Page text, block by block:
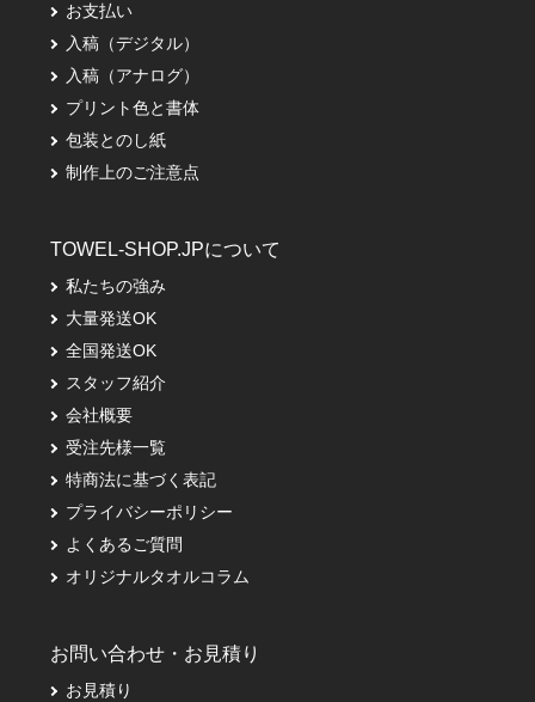
お支払い
入稿（デジタル）
入稿（アナログ）
プリント色と書体
包装とのし紙
制作上のご注意点
TOWEL-SHOP.JPについて
私たちの強み
大量発送OK
全国発送OK
スタッフ紹介
会社概要
受注先様一覧
特商法に基づく表記
プライバシーポリシー
よくあるご質問
オリジナルタオルコラム
お問い合わせ・お見積り
お見積り